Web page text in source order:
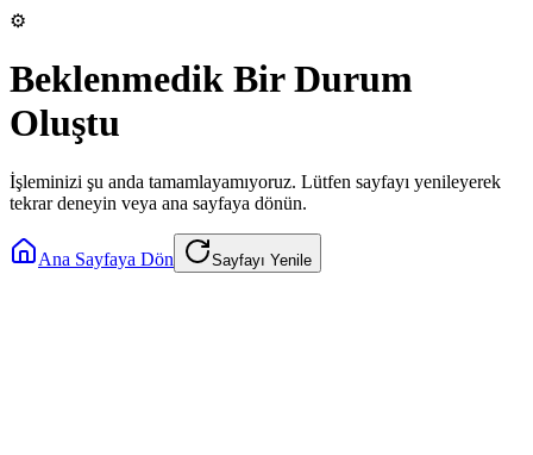
⚙️
Beklenmedik Bir Durum
Oluştu
İşleminizi şu anda tamamlayamıyoruz. Lütfen sayfayı yenileyerek
tekrar deneyin veya ana sayfaya dönün.
Ana Sayfaya Dön Sayfayı Yenile